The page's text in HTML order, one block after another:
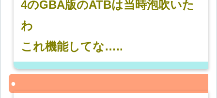
4のGBA版のATBは当時泡吹いた
わ
これ機能してな…..